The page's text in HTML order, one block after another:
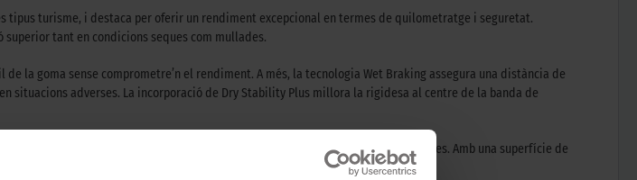
tipus turisme, i destaca per oferir un rendiment excepcional en termes de quilometratge i seguretat.
tant en condicions seques com mullades.
la goma sense comprometre’n el rendiment. A més, la tecnologia Wet Braking assegura una distància de
adverses. La incorporació de Dry Stability Plus millora la rigidesa al centre de la banda de
que també garanteix una conducció més còmoda i eficient en condicions seques. Amb una superfície de
en tot tipus de trajectes.